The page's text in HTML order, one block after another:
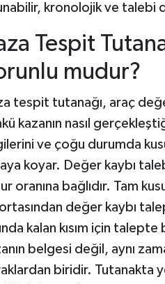
kronolojik ve talebi
Tespit
mudur?
tespit tutanağı, araç
kazanın nasıl
ve çoğu durumda
koyar. Değer kaybı
oranına bağlıdır. Tam
değer kaybı
kalan kısım için
belgesi değil, aynı
biridir. Tutanakta